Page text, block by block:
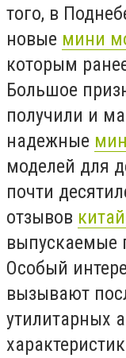
того, в
новые мини
которым
Большое
получили и
надежные
моделей для
почти
отзывов
выпускаемые
Особый
вызывают
утилитарных